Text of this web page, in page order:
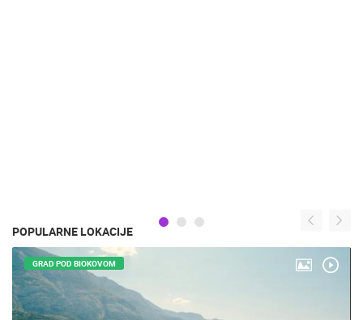
POPULARNE LOKACIJE
GRAD POD BIOKOVOM